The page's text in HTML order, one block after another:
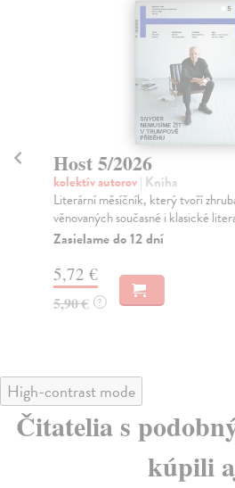
Host 5/2026
kolektív autorov| Kniha
Literární měsíčník, který tvoří
věnovaných současné i klasické
Zasielame do 12 dní
5,72 €
5,90 € ?
High-contrast mode
Čitatelia s
kúpili